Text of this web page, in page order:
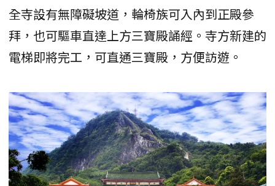
全寺設有無障礙坡道，輪椅族可入內到正殿參
拜，也可驅車直達上方三寶殿誦經。寺方新建的
電梯即將完工，可直通三寶殿，方便訪遊。